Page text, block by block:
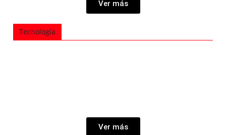
Ver más
Tecnología
Ver más